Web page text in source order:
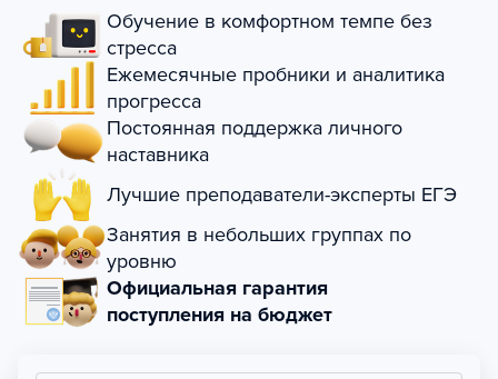
Обучение в комфортном темпе без
стресса
Ежемесячные пробники и аналитика
прогресса
Постоянная поддержка личного
наставника
Лучшие преподаватели-эксперты ЕГЭ
Занятия в небольших группах по
уровню
Официальная гарантия
поступления на бюджет